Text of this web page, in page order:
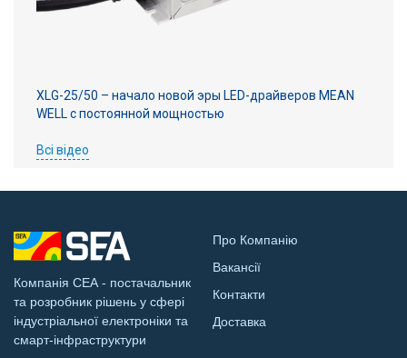
XLG-25/50 – начало новой эры LED-драйверов MEAN
WELL с постоянной мощностью
Всі відео
Компанія СЕА - постачальник
та розробник рішень у сфері
індустріальної електроніки та
смарт-інфраструктури
Про Компанію
Вакансії
Контакти
Доставка